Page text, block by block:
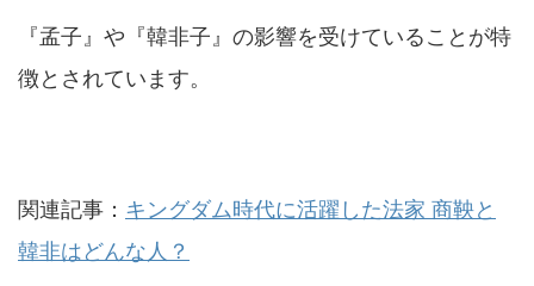
『孟子』や『韓非子』の影響を受けていることが特
徴とされています。
関連記事： キングダム時代に活躍した法家 商鞅と
韓非はどんな人？